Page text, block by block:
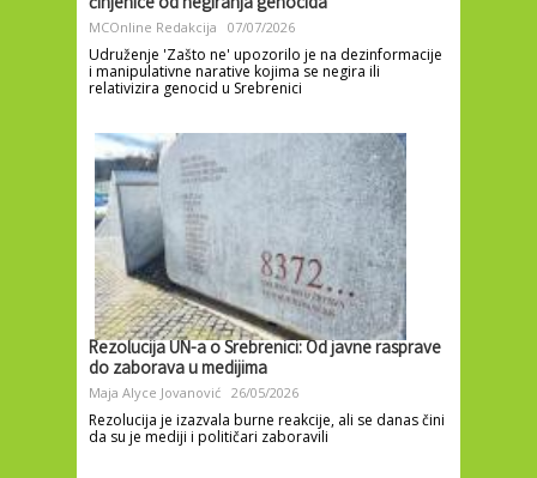
MCOnline Redakcija 07/07/2026
Udruženje 'Zašto ne' upozorilo je na dezinformacije
i manipulativne narative kojima se negira ili
relativizira genocid u Srebrenici
Rezolucija UN-a o Srebrenici: Od javne rasprave
do zaborava u medijima
Maja Alyce Jovanović 26/05/2026
Rezolucija je izazvala burne reakcije, ali se danas čini
da su je mediji i političari zaboravili